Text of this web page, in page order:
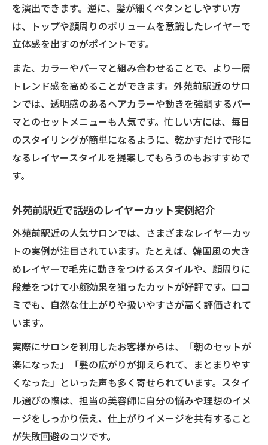
を演出できます。逆に、髪が細くペタンとしやすい方
は、トップや顔周りのボリュームを意識したレイヤーで
立体感を出すのがポイントです。
また、カラーやパーマと組み合わせることで、より一層
トレンド感を高めることができます。外苑前駅近のサロ
ンでは、透明感のあるヘアカラーや動きを強調するパー
マとのセットメニューも人気です。忙しい方には、毎日
のスタイリングが簡単になるように、乾かすだけで形に
なるレイヤースタイルを提案してもらうのもおすすめで
す。
外苑前駅近で話題のレイヤーカット実例紹介
外苑前駅近の人気サロンでは、さまざまなレイヤーカッ
トの実例が注目されています。たとえば、韓国風の大き
めレイヤーで毛先に動きをつけるスタイルや、顔周りに
段差をつけて小顔効果を狙ったカットが好評です。口コ
ミでも、自然な仕上がりや扱いやすさが高く評価されて
います。
実際にサロンを利用したお客様からは、「朝のセットが
楽になった」「髪の広がりが抑えられて、まとまりやす
くなった」といった声も多く寄せられています。スタイ
ル選びの際は、担当の美容師に自分の悩みや理想のイメ
ージをしっかり伝え、仕上がりイメージを共有すること
が失敗回避のコツです。